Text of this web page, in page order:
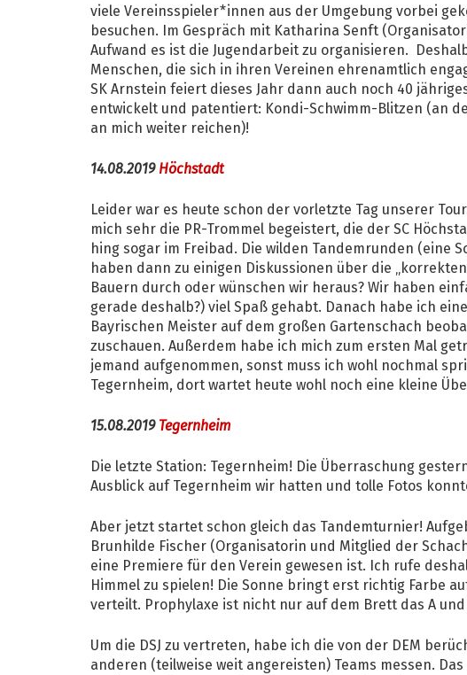
viele Vereinsspieler*innen aus der Umgebung vorbei
besuchen. Im Gespräch mit Katharina Senft
Aufwand es ist die Jugendarbeit zu organisieren.
Menschen, die sich in ihren Vereinen ehrenamtlich
SK Arnstein feiert dieses Jahr dann auch noch 40
entwickelt und patentiert: Kondi-Schwimm-Blitzen (an
an mich weiter reichen)!
14.08.2019 Höchstadt
Leider war es heute schon der vorletzte Tag unserer
mich sehr die PR-Trommel begeistert, die der SC
hing sogar im Freibad. Die wilden Tandemrunden (eine
haben dann zu einigen Diskussionen über die
Bauern durch oder wünschen wir heraus? Wir haben
gerade deshalb?) viel Spaß gehabt. Danach habe ich
Bayrischen Meister auf dem großen Gartenschach
zuschauen. Außerdem habe ich mich zum ersten Mal
jemand aufgenommen, sonst muss ich wohl nochmal
Tegernheim, dort wartet heute wohl noch eine kleine
15.08.2019 Tegernheim
Die letzte Station: Tegernheim! Die Überraschung
Ausblick auf Tegernheim wir hatten und tolle Fotos
Aber jetzt startet schon gleich das Tandemturnier!
Brunhilde Fischer (Organisatorin und Mitglied der
eine Premiere für den Verein gewesen ist. Ich rufe
Himmel zu spielen! Die Sonne bringt erst richtig Farbe
verteilt. Prophylaxe ist nicht nur auf dem Brett das A und
Um die DSJ zu vertreten, habe ich die von der DEM
anderen (teilweise weit angereisten) Teams messen.